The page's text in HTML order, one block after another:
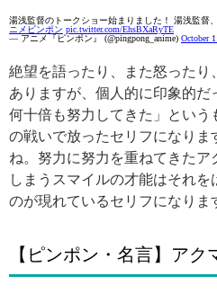
湯浅監督のトークショー始まりました！ 湯浅監督
ニメピンポン pic.twitter.com/EhsBXaRyTE
— アニメ『ピンポン』 (@pingpong_anime) October
絶望を語ったり、また怒ったり
ありますが、個人的に印象的だ
何十倍も努力してきた」という
の戦いで放ったセリフになりま
ね。努力に努力を重ねてきたア
しまうスマイルの才能はそれを
のが現れているセリフになりま
【ピンポン・名言】アク